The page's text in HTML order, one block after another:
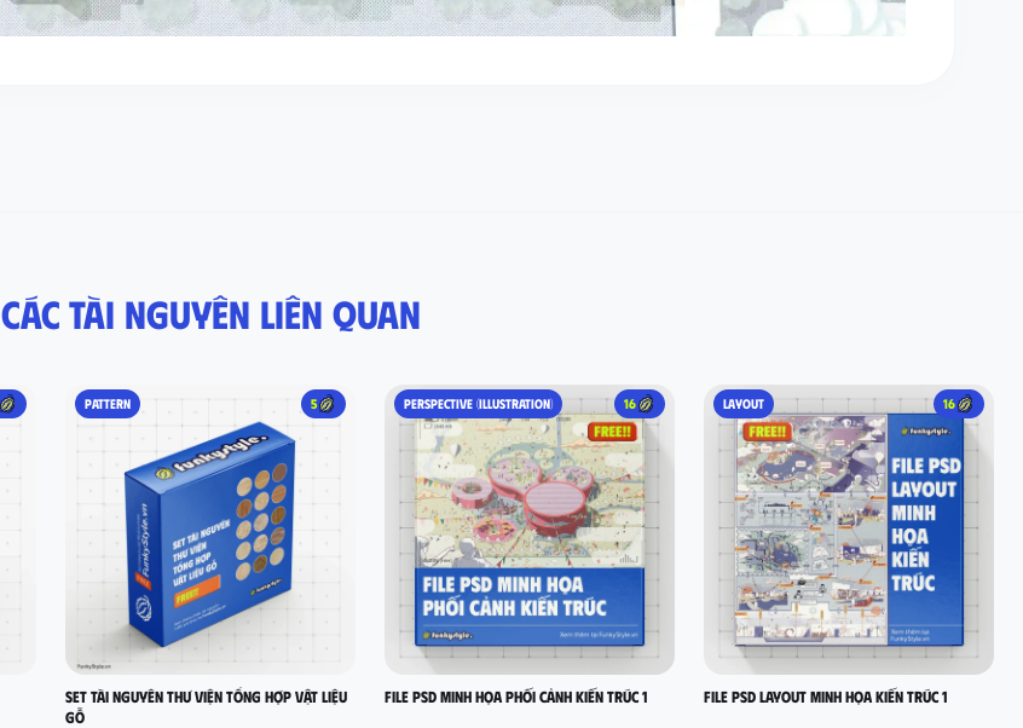
Các tài nguyên liên quan
PATTERN 5
Set Tài nguyên thư viện tổng hợp vật liệu
gỗ
PERSPECTIVE (ILLUSTRATION) 16
FILE PSD MINH HỌA PHỐI CẢNH KIẾN TRÚC 1
LAYOUT 16
FILE PSD LAYOUT MINH HỌA KIẾN TRÚC 1